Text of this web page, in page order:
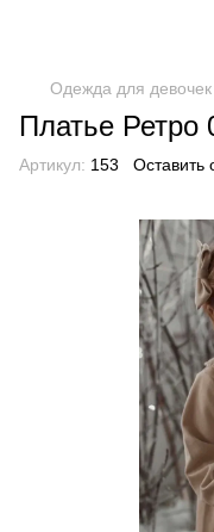
Одежда для девочек
Платье Ретро
Артикул: 153 Оставить